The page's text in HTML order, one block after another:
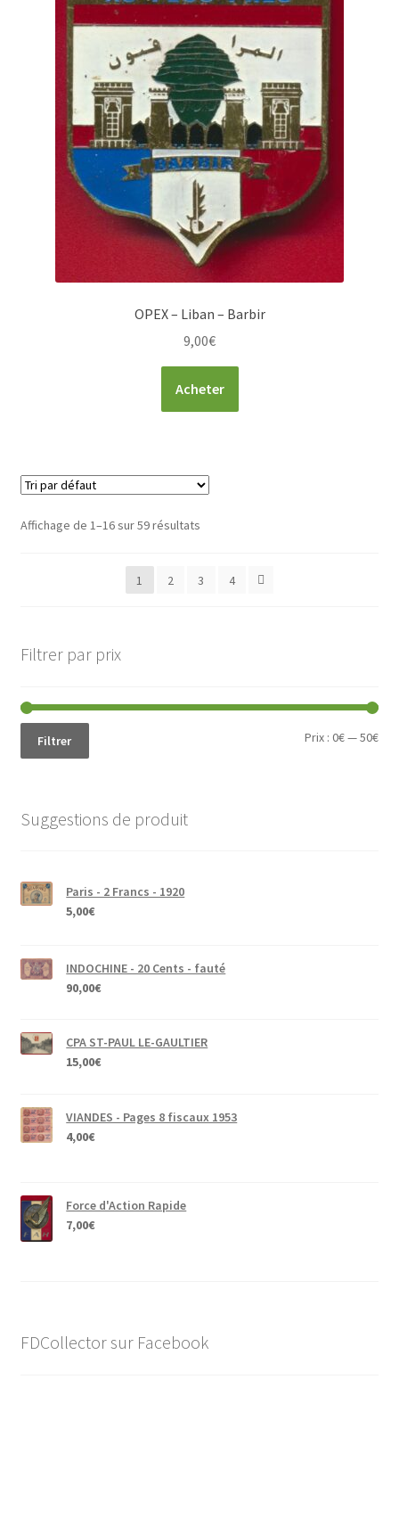
OPEX – Liban – Barbir
9,00€
Acheter
Affichage de 1–16 sur 59 résultats
1 2 3 4
Filtrer par prix
Prix
Prix
Filtrer Prix :0€—50€
Suggestions de produit
Paris - 2 Francs - 1920
5,00€
INDOCHINE - 20 Cents - fauté
90,00€
CPA ST-PAUL LE-GAULTIER
15,00€
VIANDES - Pages 8 fiscaux 1953
4,00€
Force d'Action Rapide
7,00€
FDCollector sur Facebook